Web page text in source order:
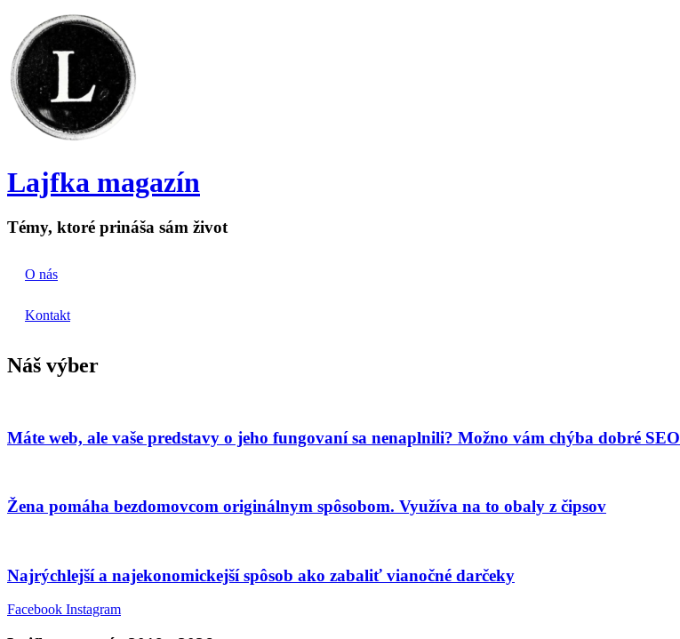
Lajfka magazín
Témy, ktoré prináša sám život
O nás
Kontakt
Náš výber
Máte web, ale vaše predstavy o jeho fungovaní sa nenaplnili? Možno vám chýba dobré SEO
Žena pomáha bezdomovcom originálnym spôsobom. Využíva na to obaly z čipsov
Najrýchlejší a najekonomickejší spôsob ako zabaliť vianočné darčeky
Facebook Instagram